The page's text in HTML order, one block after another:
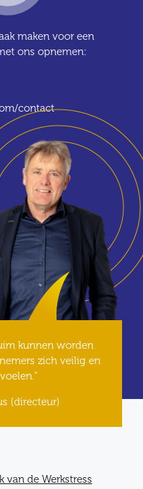
maken voor een
ons opnemen:
contact
kunnen worden
zich veilig en
(directeur)
van de Werkstress